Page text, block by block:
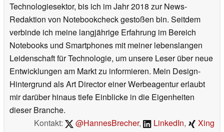
Technologiesektor, bis ich im Jahr 2018 zur News-
Redaktion von Notebookcheck gestoßen bin. Seitdem
verbinde ich meine langjährige Erfahrung im Bereich
Notebooks und Smartphones mit meiner lebenslangen
Leidenschaft für Technologie, um unsere Leser über neue
Entwicklungen am Markt zu informieren. Mein Design-
Hintergrund als Art Director einer Werbeagentur erlaubt
mir darüber hinaus tiefe Einblicke in die Eigenheiten
dieser Branche.
Kontakt:
@HannesBrecher, LinkedIn, Xing